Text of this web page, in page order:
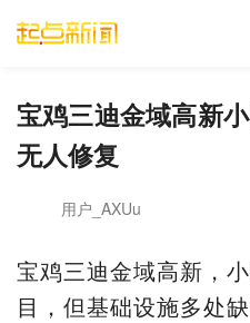
宝鸡三迪金域高新
无人修复
用户_AXUu
宝鸡三迪金域高新，
目，但基础设施多处